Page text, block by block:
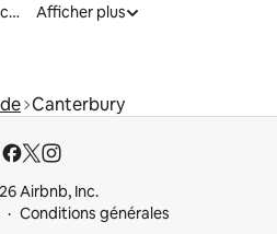
Location de maisons de vacances
Afficher plus
Canterbury
Airbnb, Inc.
Conditions générales